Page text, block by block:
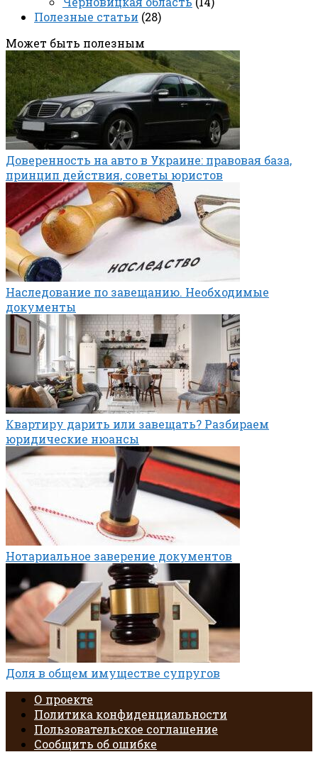
Полезные статьи (28)
Может быть полезным
Доверенность на авто в Украине: правовая база,
принцип действия, советы юристов
Наследование по завещанию. Необходимые
документы
Квартиру дарить или завещать? Разбираем
юридические нюансы
Нотариальное заверение документов
Доля в общем имуществе супругов
О проекте
Политика конфиденциальности
Пользовательское соглашение
Сообщить об ошибке